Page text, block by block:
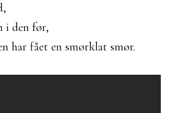
i den før,
har fået en smørklat smør.